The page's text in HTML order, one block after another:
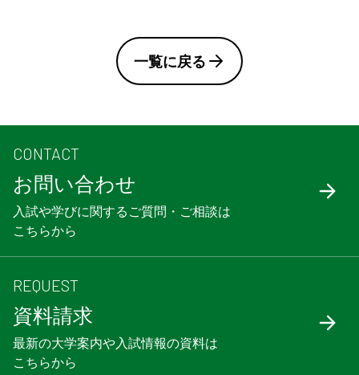
一覧に戻る
CONTACT
お問い合わせ
入試や学びに関するご質問・ご相談は
こちらから
REQUEST
資料請求
最新の大学案内や入試情報の資料は
こちらから